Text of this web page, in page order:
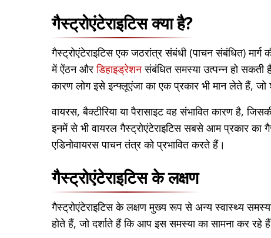
गैस्ट्रोएंटेराइटिस क्या है?
गैस्ट्रोएंटेराइटिस एक जठरांत्र संबंधी (पाचन संबंधित)
में ऐंठन औरडिहाइड्रेशनसंबंधित समस्या उत्पन्न हो
कारण लोग इसे इन्फ्लूएंजा का एक प्रकार भी मान लेते हैं, जो
वायरस, बैक्टीरिया या पैरासाइट वह संभावित कारण है,
इनमें से भी वायरल गैस्ट्रोएंटेराइटिस सबसे आम प्रकार का
एडिनोवायरस पाचन तंत्र को प्रभावित करते हैं।
गैस्ट्रोएंटेराइटिस के लक्षण
गैस्ट्रोएंटेराइटिस के लक्षण मुख्य रूप से अन्य स्वास्थ्य
होते हैं, जो दर्शाते हैं कि आप इस समस्या का सामना कर रहे